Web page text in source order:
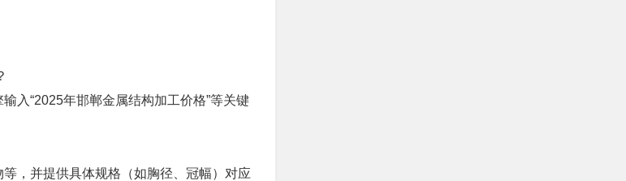
入“2025年邯郸金属结构加工价格”等关键
，并提供具体规格（如胸径、冠幅）对应